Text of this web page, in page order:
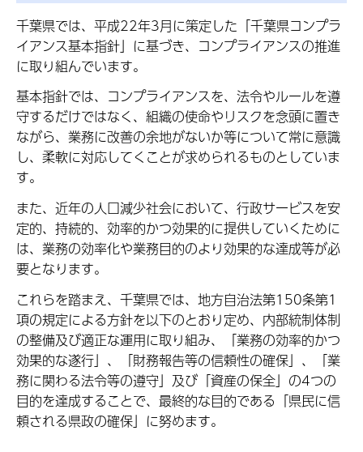
千葉県では、平成22年3月に策定した「千葉県コンプラ
イアンス基本指針」に基づき、コンプライアンスの推進
に取り組んでいます。
基本指針では、コンプライアンスを、法令やルールを遵
守するだけではなく、組織の使命やリスクを念頭に置き
ながら、業務に改善の余地がないか等について常に意識
し、柔軟に対応してくことが求められるものとしていま
す。
また、近年の人口減少社会において、行政サービスを安
定的、持続的、効率的かつ効果的に提供していくために
は、業務の効率化や業務目的のより効果的な達成等が必
要となります。
これらを踏まえ、千葉県では、地方自治法第150条第1
項の規定による方針を以下のとおり定め、内部統制体制
の整備及び適正な運用に取り組み、「業務の効率的かつ
効果的な遂行」、「財務報告等の信頼性の確保」、「業
務に関わる法令等の遵守」及び「資産の保全」の4つの
目的を達成することで、最終的な目的である「県民に信
頼される県政の確保」に努めます。